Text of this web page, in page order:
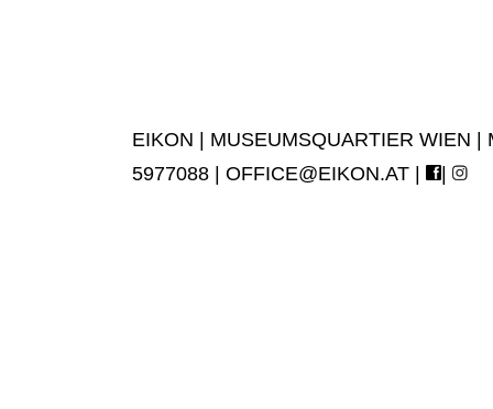
EIKON | MUSEUMSQUARTIER WIEN
5977088 | OFFICE@EIKON.AT | |